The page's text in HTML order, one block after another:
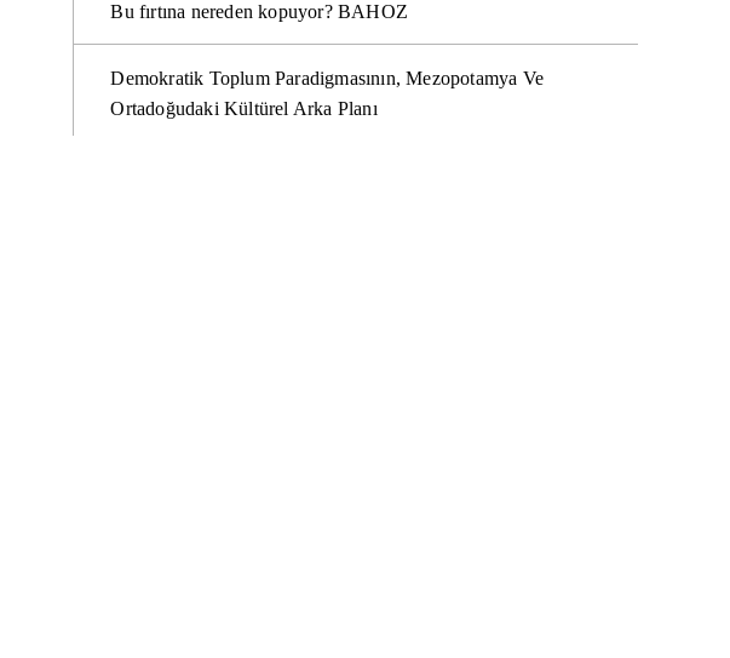
Bu fırtına nereden kopuyor? BAHOZ
Demokratik Toplum Paradigmasının, Mezopotamya Ve
Ortadoğudaki Kültürel Arka Planı